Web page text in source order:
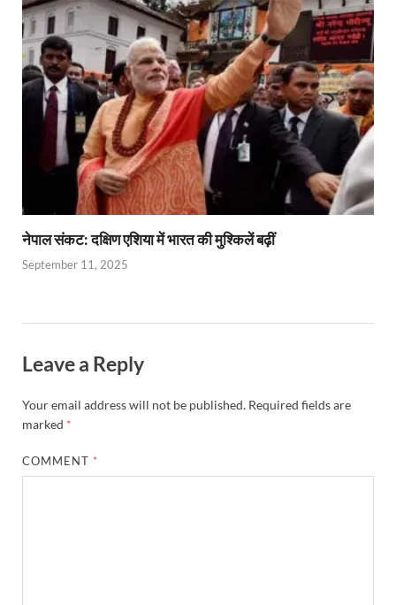
नेपाल संकट: दक्षिण एशिया में भारत की मुश्किलें बढ़ीं
September 11, 2025
Leave a Reply
Your email address will not be published. Required fields are
marked *
COMMENT *